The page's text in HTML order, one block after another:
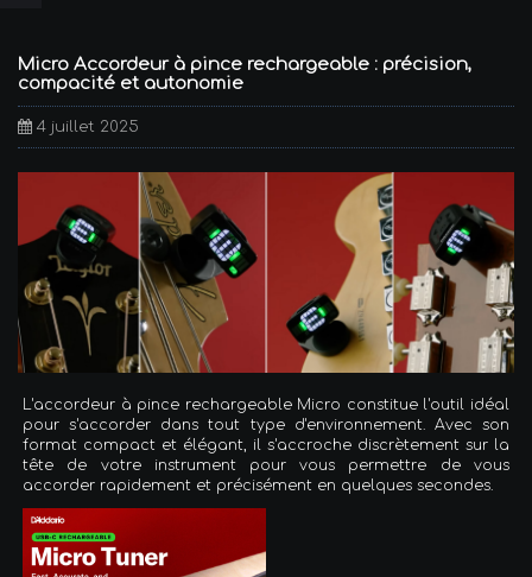
Micro Accordeur à pince rechargeable : précision,
compacité et autonomie
4 juillet 2025
L'accordeur à pince rechargeable Micro constitue l'outil idéal
pour s'accorder dans tout type d'environnement. Avec son
format compact et élégant, il s'accroche discrètement sur la
tête de votre instrument pour vous permettre de vous
accorder rapidement et précisément en quelques secondes.